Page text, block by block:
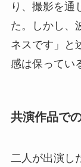
り、撮影を通
た。しかし、
ネスです」と
感は保ってい
共演作品で
二人が出演し